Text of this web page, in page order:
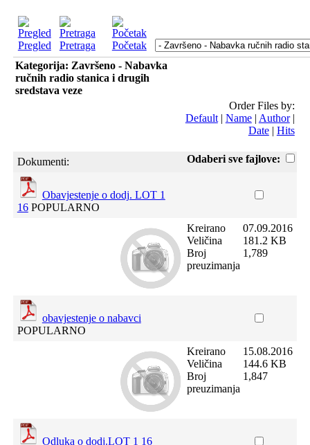
Pregled Pretraga
Početak
Kategorija: Završeno - Nabavka
ručnih radio stanica i drugih
sredstava veze
Order Files by:
Default| Name| Author|
Date| Hits
Odaberi sve fajlove:
Dokumenti:
Obavjestenje o dodj. LOT 1
16 POPULARNO
Kreirano
Veličina
Broj
preuzimanja
07.09.2016
181.2 KB
1,789
obavjestenje o nabavci
POPULARNO
Kreirano
Veličina
Broj
preuzimanja
15.08.2016
144.6 KB
1,847
Odluka o dodj.LOT 1 16